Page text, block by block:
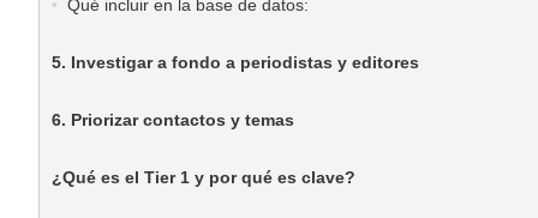
Qué incluir en la base de datos:
5. Investigar a fondo a periodistas y editores
6. Priorizar contactos y temas
¿Qué es el Tier 1 y por qué es clave?